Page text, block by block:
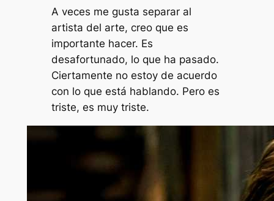
A veces me gusta separar al
artista del arte, creo que es
importante hacer. Es
desafortunado, lo que ha pasado.
Ciertamente no estoy de acuerdo
con lo que está hablando. Pero es
triste, es muy triste.